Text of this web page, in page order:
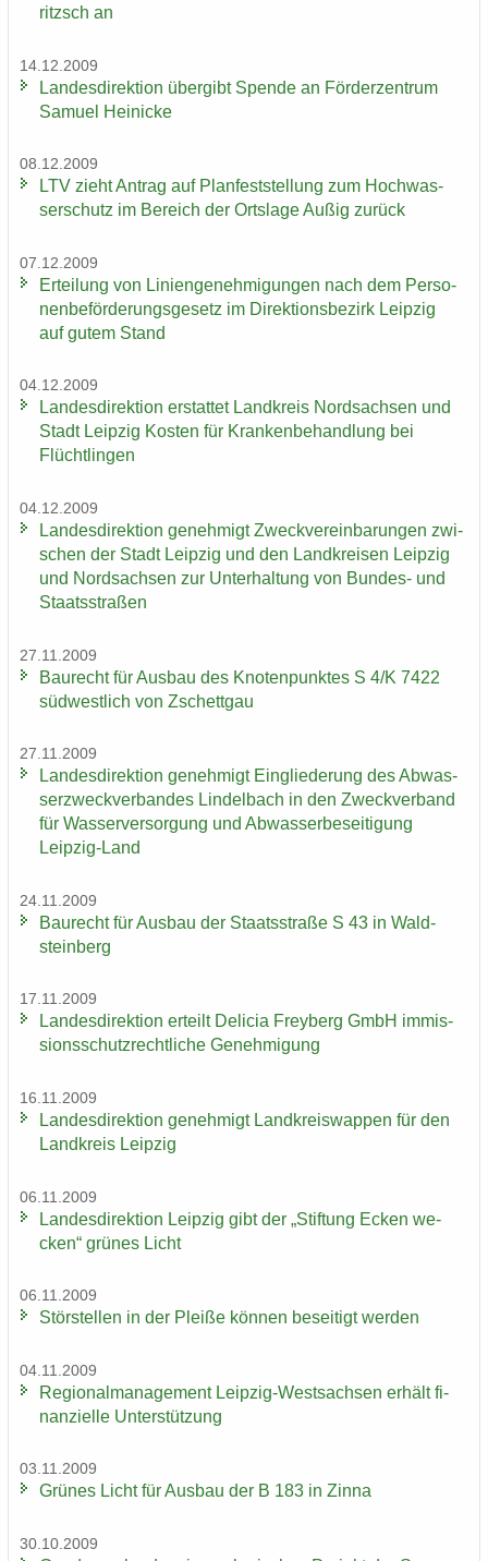
ritzsch an
14.12.2009
Lan­des­di­rek­ti­on über­gibt Spen­de an För­der­zen­trum
Sa­mu­el Hei­ni­cke
08.12.2009
LTV zieht An­trag auf Plan­fest­stel­lung zum Hoch­was­
ser­schutz im Be­reich der Orts­la­ge Außig zu­rück
07.12.2009
Er­tei­lung von Li­ni­en­ge­neh­mi­gun­gen nach dem Per­so­
nen­be­för­de­rungs­ge­setz im Di­rek­ti­ons­be­zirk Leip­zig
auf gutem Stand
04.12.2009
Lan­des­di­rek­ti­on er­stat­tet Land­kreis Nord­sach­sen und
Stadt Leip­zig Kos­ten für Kran­ken­be­hand­lung bei
Flücht­lin­gen
04.12.2009
Lan­des­di­rek­ti­on ge­neh­migt Zweck­ver­ein­ba­run­gen zwi­
schen der Stadt Leip­zig und den Land­krei­sen Leip­zig
und Nord­sach­sen zur Un­ter­hal­tung von Bundes-​ und
Staats­stra­ßen
27.11.2009
Bau­recht für Aus­bau des Kno­ten­punk­tes S 4/K 7422
süd­west­lich von Zschett­gau
27.11.2009
Lan­des­di­rek­ti­on ge­neh­migt Ein­glie­de­rung des Ab­was­
ser­zweck­ver­ban­des Lindel­bach in den Zweck­ver­band
für Was­ser­ver­sor­gung und Ab­was­ser­be­sei­ti­gung
Leipzig-​Land
24.11.2009
Bau­recht für Aus­bau der Staats­stra­ße S 43 in Wald­
stein­berg
17.11.2009
Lan­des­di­rek­ti­on er­teilt De­li­cia Frey­berg GmbH im­mis­
si­ons­schutz­recht­li­che Ge­neh­mi­gung
16.11.2009
Lan­des­di­rek­ti­on ge­neh­migt Land­kreis­wap­pen für den
Land­kreis Leip­zig
06.11.2009
Lan­des­di­rek­ti­on Leip­zig gibt der „Stif­tung Ecken we­
cken“ grü­nes Licht
06.11.2009
Stör­stel­len in der Plei­ße kön­nen be­sei­tigt wer­den
04.11.2009
Re­gio­nal­ma­nage­ment Leipzig-​Westsachsen er­hält fi­
nan­zi­el­le Un­ter­stüt­zung
03.11.2009
Grü­nes Licht für Aus­bau der B 183 in Zinna
30.10.2009